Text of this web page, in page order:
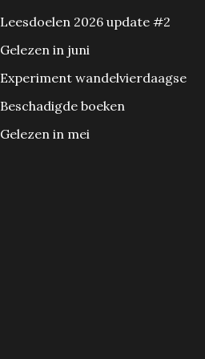
Leesdoelen 2026 update #2
Gelezen in juni
Experiment wandelvierdaagse
Beschadigde boeken
Gelezen in mei